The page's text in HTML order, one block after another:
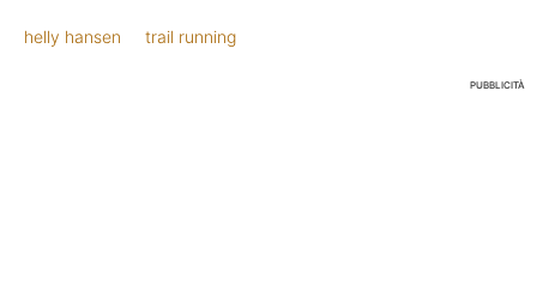
helly hansen trail running
PUBBLICITÀ